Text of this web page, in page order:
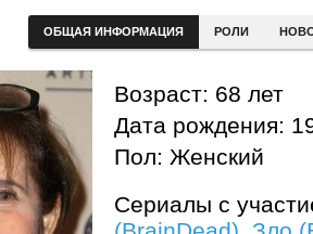
ОБЩАЯ ИНФОРМАЦИЯ РОЛИ
Возраст: 68 лет
Дата рождения:
Пол: Женский
Сериалы с